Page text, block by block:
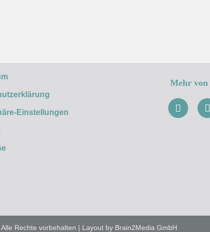
Einstellungen
Mehr von
Rechte vorbehalten | Layout by Brain2Media GmbH